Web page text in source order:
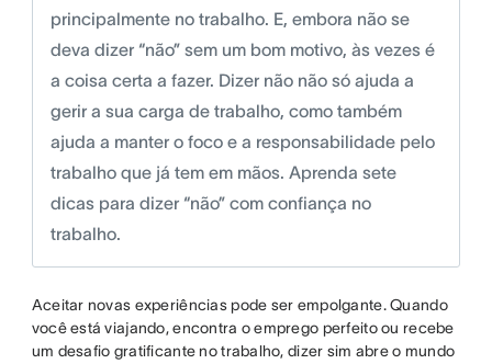
principalmente no trabalho. E, embora não se
deva dizer “não” sem um bom motivo, às vezes é
a coisa certa a fazer. Dizer não não só ajuda a
gerir a sua carga de trabalho, como também
ajuda a manter o foco e a responsabilidade pelo
trabalho que já tem em mãos. Aprenda sete
dicas para dizer “não” com confiança no
trabalho.
Aceitar novas experiências pode ser empolgante. Quando
você está viajando, encontra o emprego perfeito ou recebe
um desafio gratificante no trabalho, dizer sim abre o mundo